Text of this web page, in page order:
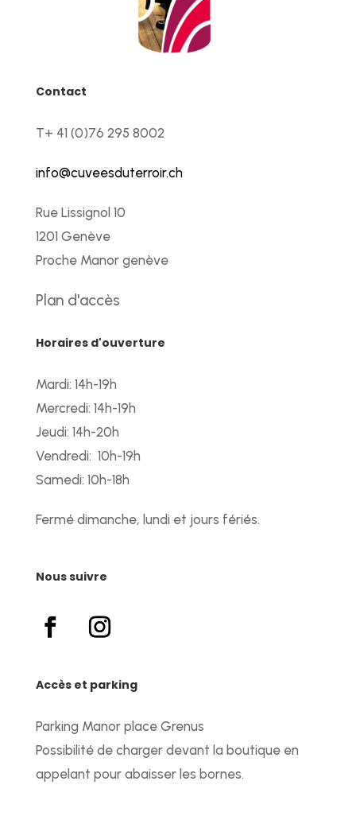
Contact
T+ 41 (0)76 295 8002
info@cuveesduterroir.ch
Rue Lissignol 10
1201 Genève
Proche Manor genève
Plan d'accès
Horaires d'ouverture
Mardi: 14h-19h
Mercredi: 14h-19h
Jeudi: 14h-20h
Vendredi: 10h-19h
Samedi: 10h-18h
Fermé dimanche, lundi et jours fériés.
Nous suivre
Accès et parking
Parking Manor place Grenus
Possibilité de charger devant la boutique en
appelant pour abaisser les bornes.